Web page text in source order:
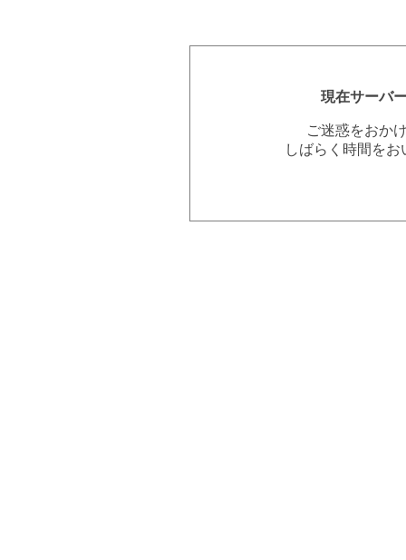
現在サーバ
ご迷惑をおか
しばらく時間を